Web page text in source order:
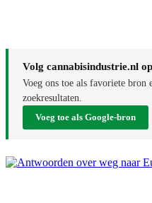
Volg cannabisindustrie.nl
Voeg ons toe als favoriete bron
zoekresultaten.
Voeg toe als Google-bron